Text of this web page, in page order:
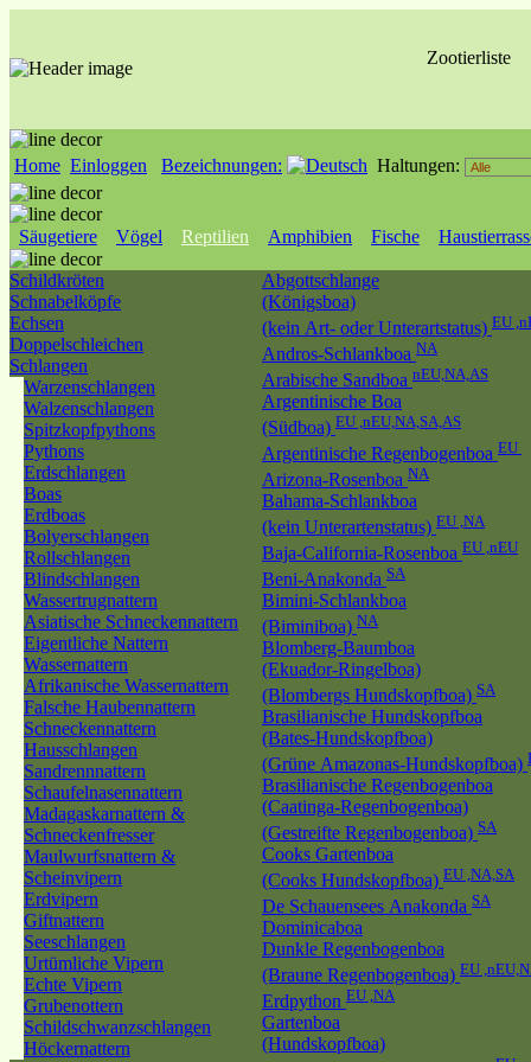
Zootierliste
Home Einloggen Bezeichnungen: Haltungen:
Säugetiere Vögel Reptilien Amphibien Fische
Schildkröten
Schnabelköpfe
Echsen
Doppelschleichen
Schlangen
Warzenschlangen
Walzenschlangen
Spitzkopfpythons
Pythons
Erdschlangen
Boas
Erdboas
Bolyerschlangen
Rollschlangen
Blindschlangen
Wassertrugnattern
Asiatische Schneckennattern
Eigentliche Nattern
Wassernattern
Afrikanische Wassernattern
Falsche Haubennattern
Schneckennattern
Hausschlangen
Sandrennnattern
Schaufelnasennattern
Madagaskarnattern &
Schneckenfresser
Maulwurfsnattern &
Scheinvipern
Erdvipern
Giftnattern
Seeschlangen
Urtümliche Vipern
Echte Vipern
Grubenottern
Schildschwanzschlangen
Höckernattern
Abgottschlange
(Königsboa)
(kein Art- oder Unterartstatus) EU
Andros-Schlankboa NA
Arabische Sandboa nEU,NA,AS
Argentinische Boa
(Südboa) EU ,nEU,NA,SA,AS
Argentinische Regenbogenboa EU
Arizona-Rosenboa NA
Bahama-Schlankboa
(kein Unterartenstatus) EU ,NA
Baja-California-Rosenboa EU ,nEU
Beni-Anakonda SA
Bimini-Schlankboa
(Biminiboa) NA
Blomberg-Baumboa
(Ekuador-Ringelboa)
(Blombergs Hundskopfboa) SA
Brasilianische Hundskopfboa
(Bates-Hundskopfboa)
(Grüne Amazonas-Hundskopfboa)
Brasilianische Regenbogenboa
(Caatinga-Regenbogenboa)
(Gestreifte Regenbogenboa) SA
Cooks Gartenboa
(Cooks Hundskopfboa) EU ,NA,SA
De Schauensees Anakonda SA
Dominicaboa
Dunkle Regenbogenboa
(Braune Regenbogenboa) EU
Erdpython EU ,NA
Gartenboa
(Hundskopfboa)